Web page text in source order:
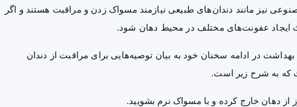
نیز مانند دندان‌های طبیعی نیازمند مسواک زدن و مراقبت هستند و اگر
عفونت‌های مختلف در محیط دهان شود.
در ادامه سخنان خود به بیان توصیه‌هایی برای مراقبت از دندان
که به شرح زیر است.
دهان خارج کرده و با مسواک نرم بشویید.